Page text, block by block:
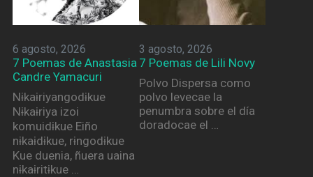
6 agosto, 2026
7 Poemas de Anastasia
Candre Yamacuri
Nɨkaɨriyangodɨkue
Nɨkaɨriya izoi
komuidɨkue Eiño
nɨkaɨdɨkue, rɨngodɨkue
Kue duenia, ñuera uaina
nɨkaɨritɨkue …
3 agosto, 2026
7 Poemas de Lili Novy
Polvo Dispersa como
polvo levecae la
penumbra sobre el día
doradocae el …